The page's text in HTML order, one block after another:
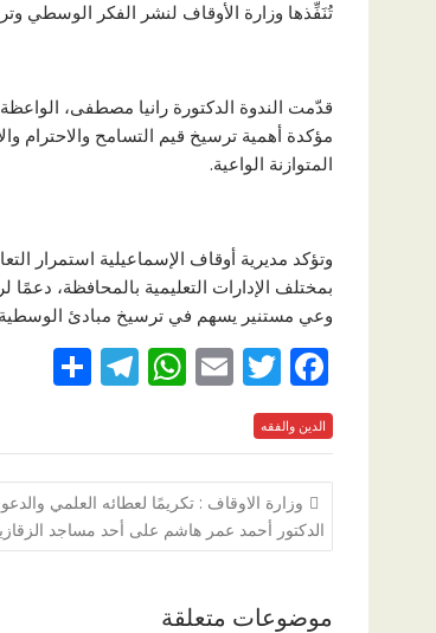
تُنَفِّذها وزارة الأوقاف لنشر الفكر الوسطي
قدّمت الندوة الدكتورة رانيا مصطفى،
مؤكدة أهمية ترسيخ قيم التسامح والاحترام
المتوازنة الواعية.
وتؤكد مديرية أوقاف الإسماعيلية استمرار
بمختلف الإدارات التعليمية بالمحافظة، دعمًا
وعي مستنير يسهم في ترسيخ مبادئ الوسطية
F
ac
e
b
o
o
T
itt
er
E
ai
l
W
at
s
A
p
T
e
gr
a
m
ar
e
الدين والفقه
تصفّح
المقالات
وزارة الاوقاف : تكريمًا لعطائه العلمي
الدكتور أحمد عمر هاشم على أحد مساجد
موضوعات متعلقة